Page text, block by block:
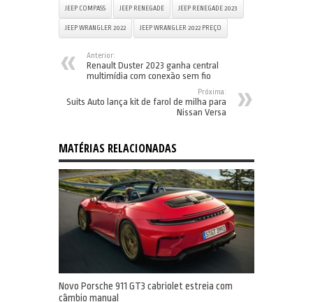
JEEP COMPASS JEEP RENEGADE JEEP RENEGADE 2023
JEEP WRANGLER 2022 JEEP WRANGLER 2022 PREÇO
Anterior:
Renault Duster 2023 ganha central
multimídia com conexão sem fio
Próxima:
Suits Auto lança kit de farol de milha para
Nissan Versa
MATÉRIAS RELACIONADAS
Novo Porsche 911 GT3 cabriolet estreia com
câmbio manual